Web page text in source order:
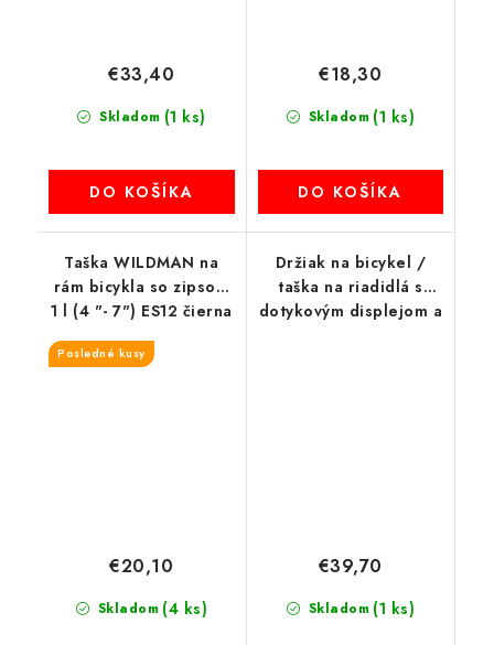
Skladom (1 ks)
€33,40
DO KOŠÍKA
Skladom (1 ks)
€18,30
DO KOŠÍKA
Taška WILDMAN na
rám bicykla so zipsom
1 l (4 "- 7") ES12 čierna
Posledné kusy
Skladom (4 ks)
€20,10
Držiak na bicykel /
taška na riadidlá s
dotykovým displejom a
Skladom (1 ks)
€39,70